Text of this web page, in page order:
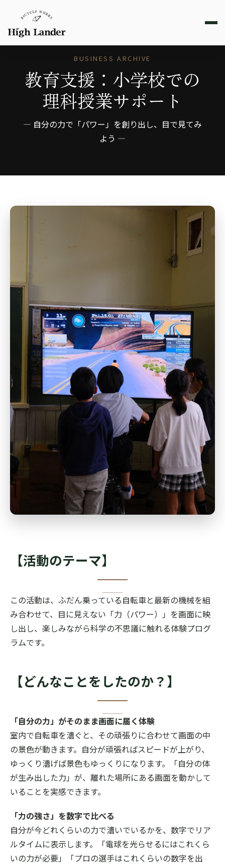
BUSINESS ARCHIVE
教育支援：小学校での
理科授業サポート
— 自分の力で「パワー」を創り出し、目で見てみ
よう —
【活動のテーマ】
この活動は、ふだん乗っている自転車と最新の機械を組
み合わせて、目に見えない「力（パワー）」を画面に映
し出し、楽しみながら科学の不思議に触れる体験プログ
ラムです。
【どんなことをしたのか？】
「自分の力」がそのまま画面に届く体験
室内で自転車を漕ぐと、その頑張りに合わせて画面の中
の景色が動きます。自分が頑張ればスピードが上がり、
ゆっくり漕げば景色もゆっくりになります。「自分の体
が生み出した力」が、離れた場所にある画面を動かして
いることを実感できます。
「力の強さ」を数字で比べる
自分が今どれくらいの力で漕いでいるかを、数字でリア
ルタイムに表示します。「電球を光らせるにはこれくら
いの力が必要」「プロの選手はこれくらいの数字を出